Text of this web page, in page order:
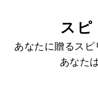
sidebar
スピ
あなたに贈るス
あなた